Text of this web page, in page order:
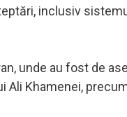
inclusiv
unde au fost de
Ali Khamenei,